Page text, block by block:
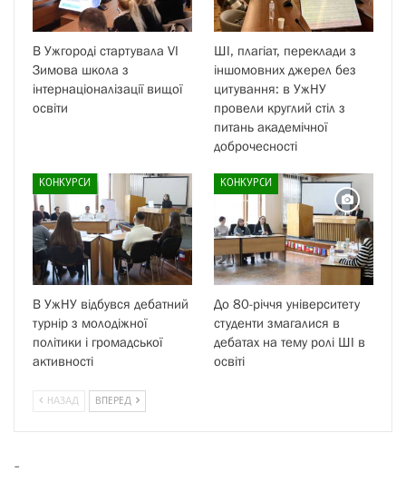
В Ужгороді стартувала VI
Зимова школа з
інтернаціоналізації вищої
освіти
ШІ, плагіат, переклади з
іншомовних джерел без
цитування: в УжНУ
провели круглий стіл з
питань академічної
доброчесності
КОНКУРСИ
В УжНУ відбувся дебатний
турнір з молодіжної
політики і громадської
активності
КОНКУРСИ
До 80-річчя університету
студенти змагалися в
дебатах на тему ролі ШІ в
освіті
НАЗАД ВПЕРЕД
-